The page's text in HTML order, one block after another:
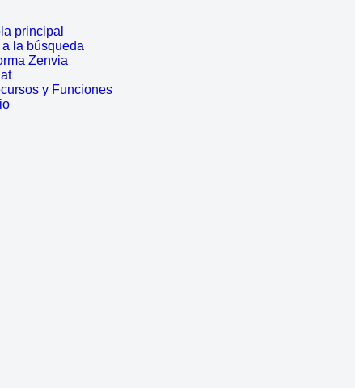
principal
la búsqueda
Zenvia
y Funciones